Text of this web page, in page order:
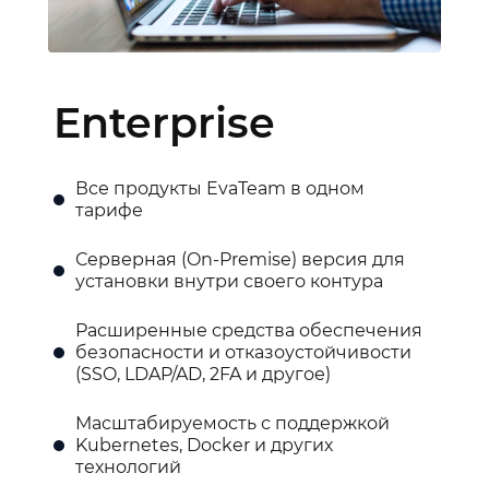
Enterprise
Все продукты EvaTeam в одном
тарифе
Серверная (On-Premise) версия для
установки внутри своего контура
Расширенные средства обеспечения
безопасности и отказоустойчивости
(SSO, LDAP/AD, 2FA и другое)
Масштабируемость с поддержкой
Kubernetes, Docker и других
технологий